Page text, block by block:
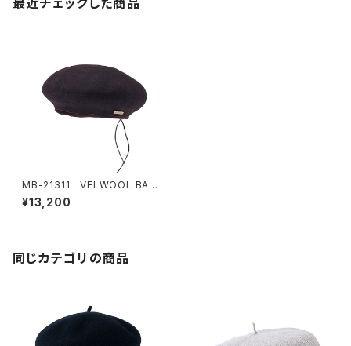
最近チェックした商品
MB-21311 VELWOOL BAS
QUE BERET
¥13,200
同じカテゴリの商品